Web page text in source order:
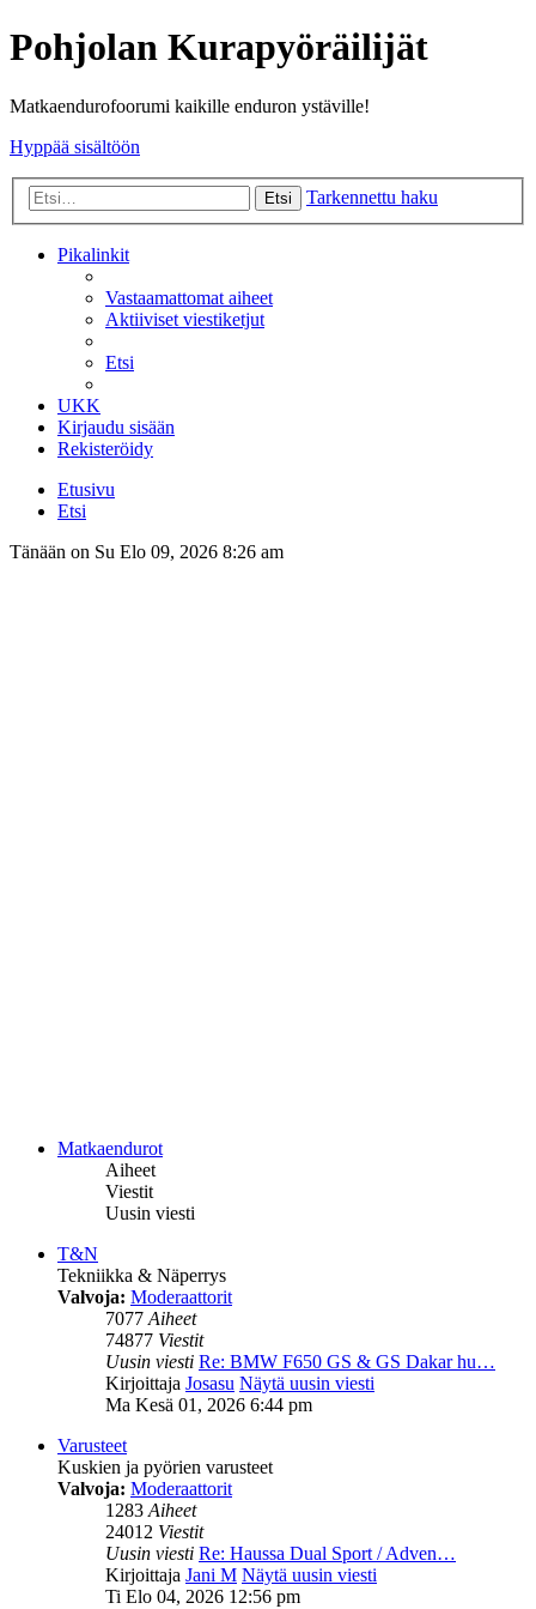
Pohjolan Kurapyöräilijät
Matkaendurofoorumi kaikille enduron ystäville!
Hyppää sisältöön
Etsi Tarkennettu haku
Pikalinkit
Vastaamattomat aiheet
Aktiiviset viestiketjut
Etsi
UKK
Kirjaudu sisään
Rekisteröidy
Etusivu
Etsi
Tänään on Su Elo 09, 2026 8:26 am
Matkaendurot
Aiheet
Viestit
Uusin viesti
T&N
Tekniikka & Näperrys
Valvoja: Moderaattorit
7077Aiheet
74877 Viestit
Uusin viesti Re: BMW F650 GS & GS Dakar hu…
Kirjoittaja Josasu Näytä uusin viesti
Ma Kesä 01, 2026 6:44 pm
Varusteet
Kuskien ja pyörien varusteet
Valvoja: Moderaattorit
1283Aiheet
24012 Viestit
Uusin viesti Re: Haussa Dual Sport / Adven…
Kirjoittaja Jani M Näytä uusin viesti
Ti Elo 04, 2026 12:56 pm